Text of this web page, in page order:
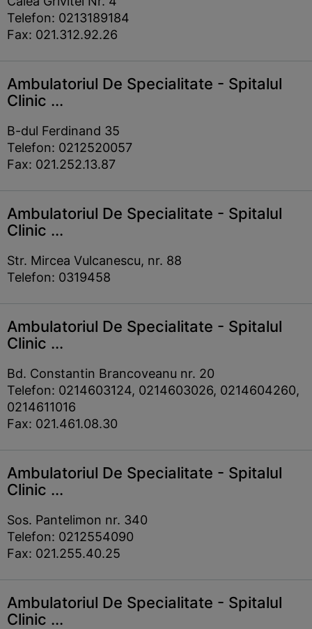
Telefon: 0213189184
Fax: 021.312.92.26
Ambulatoriul De Specialitate - Spitalul
Clinic ...
B-dul Ferdinand 35
Telefon: 0212520057
Fax: 021.252.13.87
Ambulatoriul De Specialitate - Spitalul
Clinic ...
Str. Mircea Vulcanescu, nr. 88
Telefon: 0319458
Ambulatoriul De Specialitate - Spitalul
Clinic ...
Bd. Constantin Brancoveanu nr. 20
Telefon: 0214603124, 0214603026, 0214604260,
0214611016
Fax: 021.461.08.30
Ambulatoriul De Specialitate - Spitalul
Clinic ...
Sos. Pantelimon nr. 340
Telefon: 0212554090
Fax: 021.255.40.25
Ambulatoriul De Specialitate - Spitalul
Clinic ...